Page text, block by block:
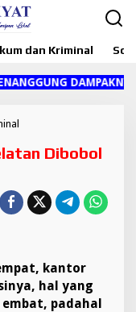
dan Kriminal
DAMPAKNYA"
n
r
D
S
e
t
Dibobol
kantor
hal yang
padahal